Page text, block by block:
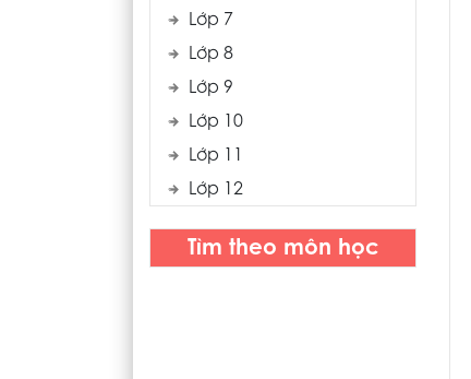
Lớp 7
Lớp 8
Lớp 9
Lớp 10
Lớp 11
Lớp 12
Tìm theo môn học